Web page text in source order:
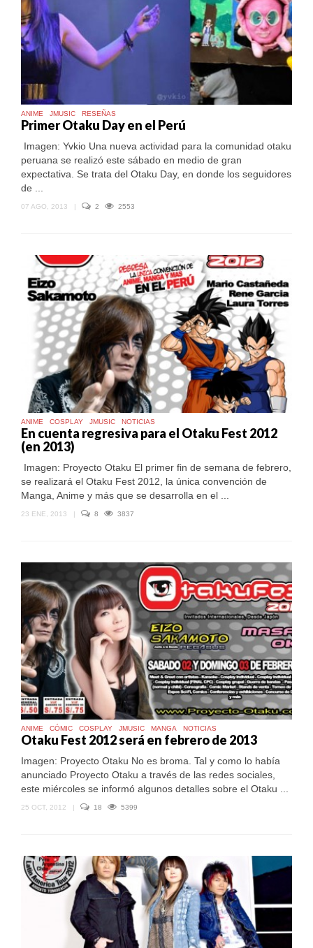
ANIME JMUSIC RESEÑAS
Primer Otaku Day en el Perú
Imagen: Yvkio Una nueva actividad para la comunidad otaku
peruana se realizó este sábado en medio de gran
expectativa. Se trata del Otaku Day, en donde los seguidores
de ...
07 AGO, 2013 | 2 2553
ANIME COSPLAY JMUSIC NOTICIAS
En cuenta regresiva para el Otaku Fest 2012
(en 2013)
Imagen: Proyecto Otaku El primer fin de semana de febrero,
se realizará el Otaku Fest 2012, la única convención de
Manga, Anime y más que se desarrolla en el ...
23 ENE, 2013 | 8 3837
ANIME CÓMIC COSPLAY JMUSIC MANGA NOTICIAS
Otaku Fest 2012 será en febrero de 2013
Imagen: Proyecto Otaku No es broma. Tal y como lo había
anunciado Proyecto Otaku a través de las redes sociales,
este miércoles se informó algunos detalles sobre el Otaku ...
25 OCT, 2012 | 18 5399